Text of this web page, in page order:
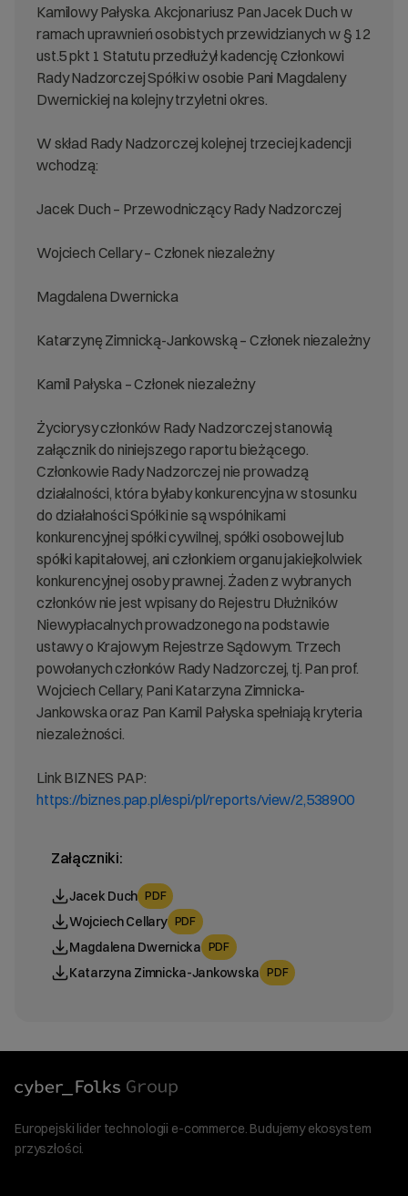
Kamilowy Pałyska. Akcjonariusz Pan Jacek Duch w
ramach uprawnień osobistych przewidzianych w § 12
ust.5 pkt 1 Statutu przedłużył kadencję Członkowi
Rady Nadzorczej Spółki w osobie Pani Magdaleny
Dwernickiej na kolejny trzyletni okres.
W skład Rady Nadzorczej kolejnej trzeciej kadencji
wchodzą:
Jacek Duch – Przewodniczący Rady Nadzorczej
Wojciech Cellary – Członek niezależny
Magdalena Dwernicka
Katarzynę Zimnicką-Jankowską – Członek niezależny
Kamil Pałyska – Członek niezależny
Życiorysy członków Rady Nadzorczej stanowią
załącznik do niniejszego raportu bieżącego.
Członkowie Rady Nadzorczej nie prowadzą
działalności, która byłaby konkurencyjna w stosunku
do działalności Spółki nie są wspólnikami
konkurencyjnej spółki cywilnej, spółki osobowej lub
spółki kapitałowej, ani członkiem organu jakiejkolwiek
konkurencyjnej osoby prawnej. Żaden z wybranych
członków nie jest wpisany do Rejestru Dłużników
Niewypłacalnych prowadzonego na podstawie
ustawy o Krajowym Rejestrze Sądowym. Trzech
powołanych członków Rady Nadzorczej, tj. Pan prof.
Wojciech Cellary, Pani Katarzyna Zimnicka-
Jankowska oraz Pan Kamil Pałyska spełniają kryteria
niezależności.
Link BIZNES PAP:
https://biznes.pap.pl/espi/pl/reports/view/2,538900
Załączniki:
Jacek Duch PDF
Wojciech Cellary PDF
Magdalena Dwernicka PDF
Katarzyna Zimnicka-Jankowska PDF
Europejski lider technologii e-commerce. Budujemy ekosystem
przyszłości.